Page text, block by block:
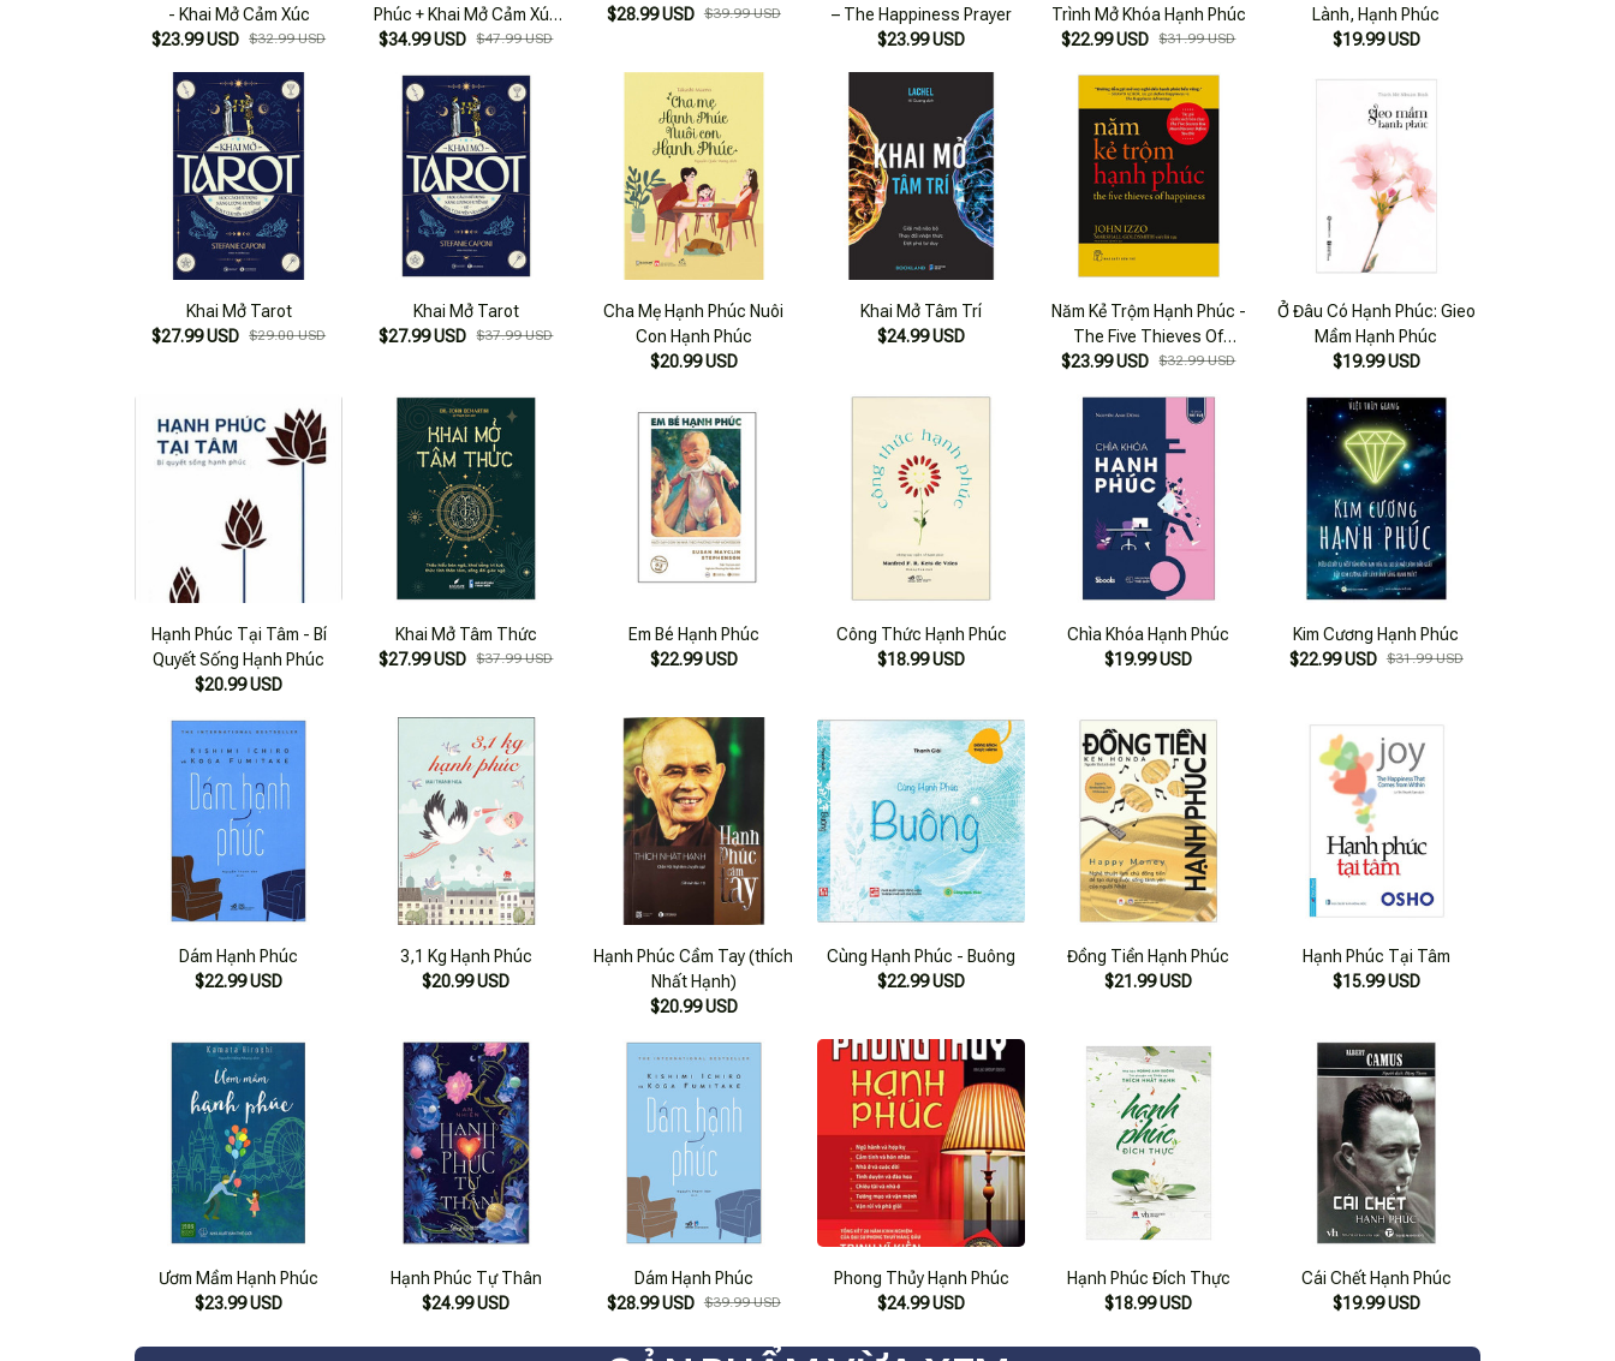
- Khai Mở Cảm Xúc
$23.99 USD $32.99 USD
Phúc + Khai Mở Cảm Xúc
(Bộ 2 Cuốn)
$34.99 USD $47.99 USD
$28.99 USD $39.99 USD
– The Happiness Prayer
$23.99 USD
Trình Mở Khóa Hạnh Phúc
$22.99 USD
$31.99 USD
Lành, Hạnh Phúc
$19.99 USD
Khai Mở Tarot
$27.99 USD $29.00 USD
Khai Mở Tarot
$27.99 USD
$37.99 USD
Cha Mẹ Hạnh Phúc Nuôi
Con Hạnh Phúc
$20.99 USD
Khai Mở Tâm Trí
$24.99 USD
Năm Kẻ Trộm Hạnh Phúc -
The Five Thieves Of
Happiness
$23.99 USD $32.99 USD
Ở Đâu Có Hạnh Phúc: Gieo
Mầm Hạnh Phúc
$19.99 USD
Hạnh Phúc Tại Tâm - Bí
Quyết Sống Hạnh Phúc
$20.99 USD
Khai Mở Tâm Thức
$27.99 USD
$37.99 USD
Em Bé Hạnh Phúc
$22.99 USD
Công Thức Hạnh Phúc
$18.99 USD
Chìa Khóa Hạnh Phúc
$19.99 USD
Kim Cương Hạnh Phúc
$22.99 USD $31.99 USD
Dám Hạnh Phúc
$22.99 USD
3,1 Kg Hạnh Phúc
$20.99 USD
Hạnh Phúc Cầm Tay (thích
Nhất Hạnh)
$20.99 USD
Cùng Hạnh Phúc - Buông
$22.99 USD
Đồng Tiền Hạnh Phúc
$21.99 USD
Hạnh Phúc Tại Tâm
$15.99 USD
Ươm Mầm Hạnh Phúc
$23.99 USD
Hạnh Phúc Tự Thân
$24.99 USD
Dám Hạnh Phúc
$28.99 USD $39.99 USD
Phong Thủy Hạnh Phúc
$24.99 USD
Hạnh Phúc Đích Thực
$18.99 USD
Cái Chết Hạnh Phúc
$19.99 USD